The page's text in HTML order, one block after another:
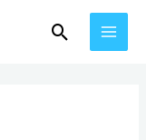
Search